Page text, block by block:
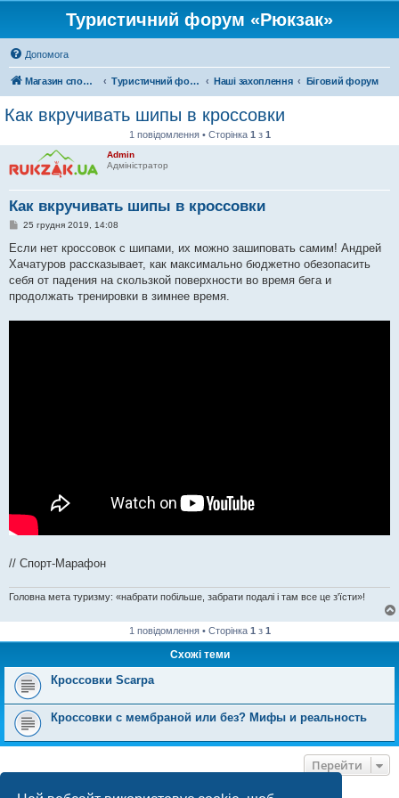
Туристичний форум «Рюкзак»
Допомога
Магазин спорядження Туристичний форум «Рюкзак» Наші захоплення Біговий форум
Как вкручивать шипы в кроссовки
1 повідомлення • Сторінка 1 з 1
Admin
Адміністратор
Как вкручивать шипы в кроссовки
П
в
д
о
л
н
25 грудня 2019, 14:08
Если нет кроссовок с шипами, их можно зашиповать самим! Андрей
Хачатуров рассказывает, как максимально бюджетно обезопасить
себя от падения на скользкой поверхности во время бега и
продолжать тренировки в зимнее время.
// Спорт-Марафон
Головна мета туризму: «набрати побільше, забрати подалі і там все це з'їсти»!
1 повідомлення • Сторінка 1 з 1
Схожі теми
Кроссовки Scarpa
Кроссовки с мембраной или без? Мифы и реальность
Перейти